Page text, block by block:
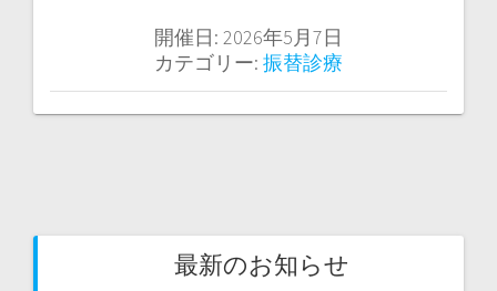
開催日: 2026年5月7日
カテゴリー: 振替診療
最新のお知らせ